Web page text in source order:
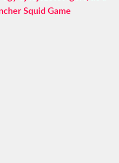
Squid Game